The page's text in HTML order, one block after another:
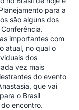
para a
são alguns dos
importantes com
atual, no qual o
dos
vez mais
do evento
que vai
o Brasil
encontro.